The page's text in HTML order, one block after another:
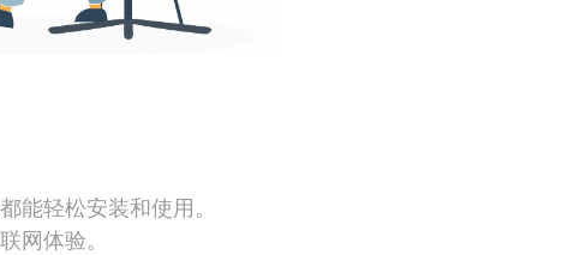
轻松安装和使用。
网体验。